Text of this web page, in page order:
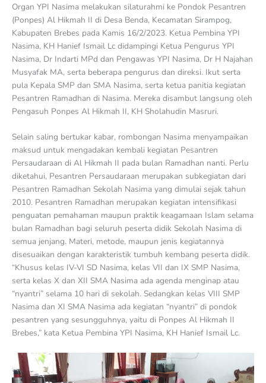
Organ YPI Nasima melakukan silaturahmi ke Pondok Pesantren
(Ponpes) Al Hikmah II di Desa Benda, Kecamatan Sirampog,
Kabupaten Brebes pada Kamis 16/2/2023. Ketua Pembina YPI
Nasima, KH Hanief Ismail Lc didampingi Ketua Pengurus YPI
Nasima, Dr Indarti MPd dan Pengawas YPI Nasima, Dr H Najahan
Musyafak MA, serta beberapa pengurus dan direksi. Ikut serta
pula Kepala SMP dan SMA Nasima, serta ketua panitia kegiatan
Pesantren Ramadhan di Nasima. Mereka disambut langsung oleh
Pengasuh Ponpes Al Hikmah II, KH Sholahudin Masruri.
Selain saling bertukar kabar, rombongan Nasima menyampaikan
maksud untuk mengadakan kembali kegiatan Pesantren
Persaudaraan di Al Hikmah II pada bulan Ramadhan nanti. Perlu
diketahui, Pesantren Persaudaraan merupakan subkegiatan dari
Pesantren Ramadhan Sekolah Nasima yang dimulai sejak tahun
2010. Pesantren Ramadhan merupakan kegiatan intensifikasi
penguatan pemahaman maupun praktik keagamaan Islam selama
bulan Ramadhan bagi seluruh peserta didik Sekolah Nasima di
semua jenjang. Materi, metode, maupun jenis kegiatannya
disesuaikan dengan karakteristik tumbuh kembang peserta didik.
“Khusus kelas IV-VI SD Nasima, kelas VII dan IX SMP Nasima,
serta kelas X dan XII SMA Nasima ada agenda menginap atau
“nyantri” selama 10 hari di sekolah. Sedangkan kelas VIII SMP
Nasima dan XI SMA Nasima ada kegiatan “nyantri” di pondok
pesantren yang sesungguhnya, yaitu di Ponpes Al Hikmah II
Brebes,” kata Ketua Pembina YPI Nasima, KH Hanief Ismail Lc.